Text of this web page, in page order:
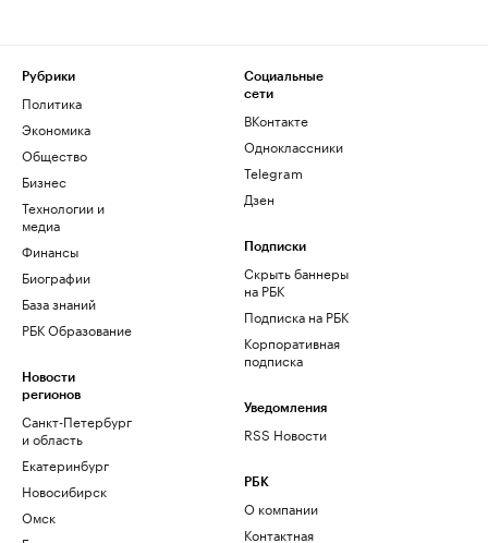
Рубрики
Политика
Экономика
Общество
Бизнес
Технологии и
медиа
Финансы
Биографии
База знаний
РБК Образование
Новости
регионов
Санкт-Петербург
и область
Екатеринбург
Новосибирск
Омск
Социальные
сети
ВКонтакте
Одноклассники
Telegram
Дзен
Подписки
Скрыть баннеры
на РБК
Подписка на РБК
Корпоративная
подписка
Уведомления
RSS Новости
РБК
О компании
Контактная